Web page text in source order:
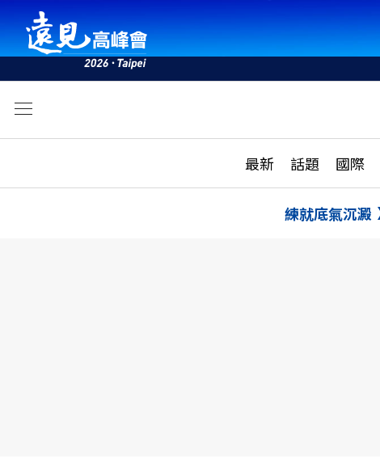
最新 話題 國際
活動
話題
練就底氣沉澱